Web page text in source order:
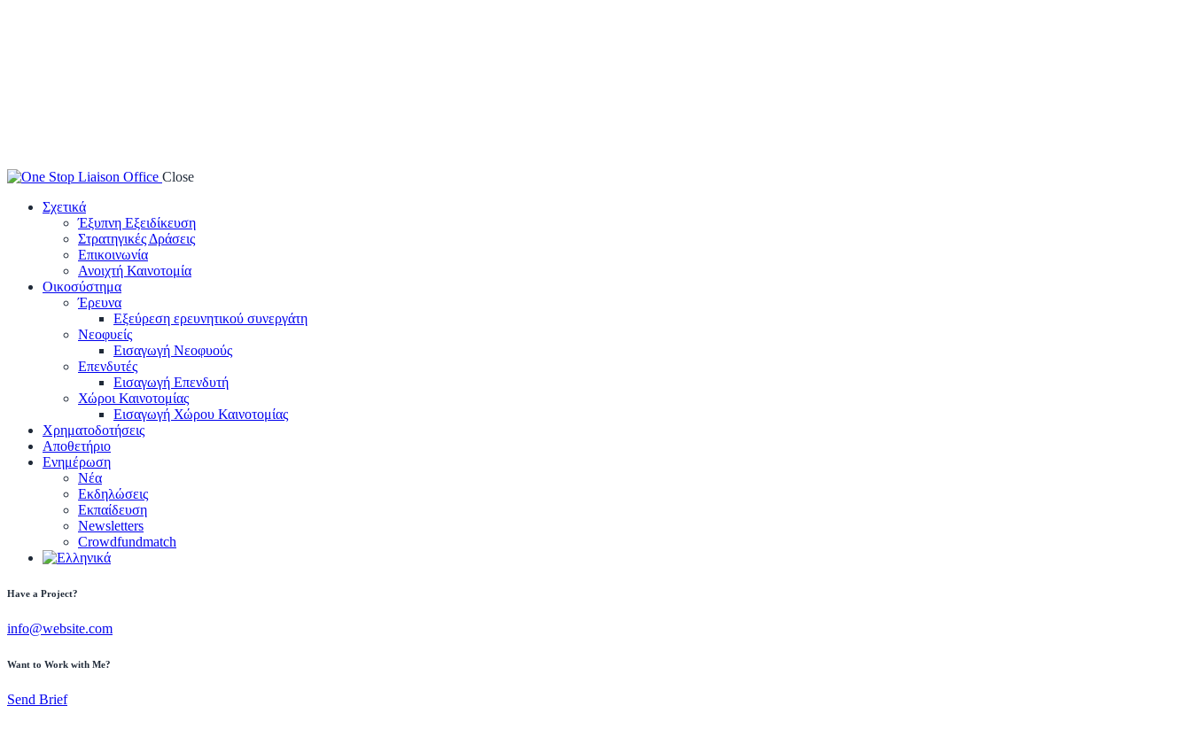
Close
Σχετικά
Έξυπνη Εξειδίκευση
Στρατηγικές Δράσεις
Επικοινωνία
Ανοιχτή Καινοτομία
Οικοσύστημα
Έρευνα
Εξεύρεση ερευνητικού συνεργάτη
Νεοφυείς
Εισαγωγή Νεοφυούς
Επενδυτές
Εισαγωγή Επενδυτή
Χώροι Καινοτομίας
Εισαγωγή Χώρου Καινοτομίας
Χρηματοδοτήσεις
Αποθετήριο
Ενημέρωση
Νέα
Εκδηλώσεις
Εκπαίδευση
Newsletters
Crowdfundmatch
Have a Project?
info@website.com
Want to Work with Me?
Send Brief